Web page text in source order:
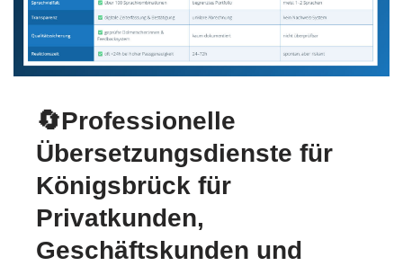
🔄Professionelle
Übersetzungsdienste für
Königsbrück für
Privatkunden,
Geschäftskunden und